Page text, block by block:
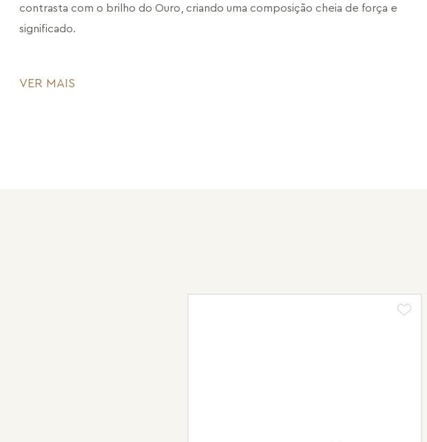
contrasta com o brilho do Ouro, criando uma composição cheia de força e
significado.
encontro. Porque todo abraço é um instante de troca, onde energias se alinham,
VER MAIS